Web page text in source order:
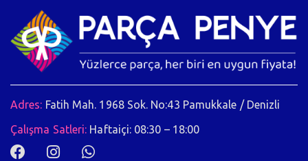
Adres: Fatih Mah. 1968 Sok. No:43 Pamukkale / Denizli
Çalışma Satleri: Haftaiçi: 08:30 – 18:00